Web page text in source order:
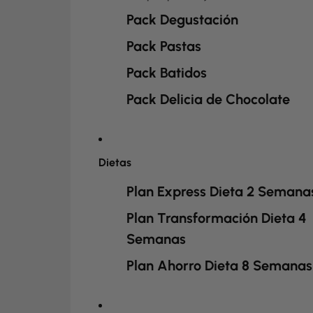
Pack Degustación
Pack Pastas
Pack Batidos
Pack Delicia de Chocolate
Dietas
Plan Express Dieta 2
Plan Transformación Dieta 4
Semanas
Plan Ahorro Dieta 8 Semanas